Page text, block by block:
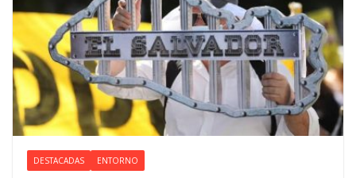
DESTACADAS ENTORNO